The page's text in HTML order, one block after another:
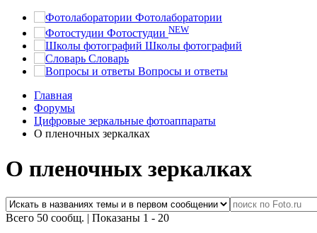
Фотолаборатории
Фотостудии NEW
Школы фотографий
Словарь
Вопросы и ответы
Главная
Форумы
Цифровые зеркальные фотоаппараты
О пленочных зеркалках
О пленочных зеркалках
Всего 50 сообщ. | Показаны 1 - 20